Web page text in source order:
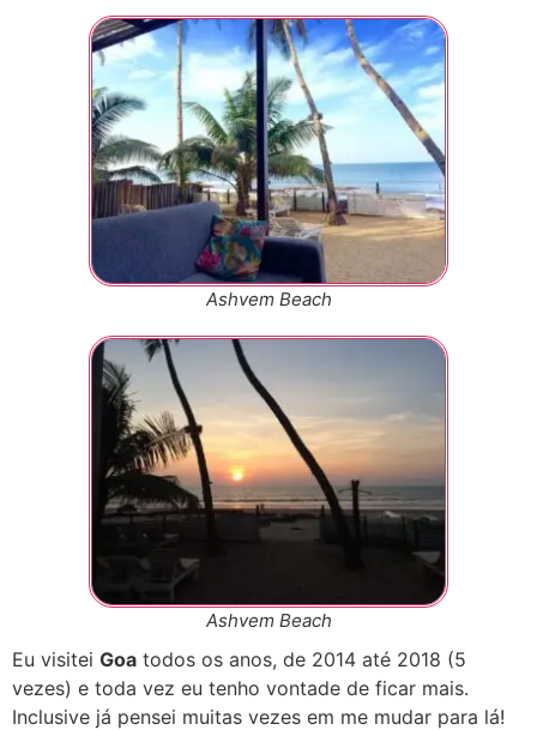
Ashvem Beach
Ashvem Beach
Eu visitei Goa todos os anos, de 2014 até 2018 (5
vezes) e toda vez eu tenho vontade de ficar mais.
Inclusive já pensei muitas vezes em me mudar para lá!